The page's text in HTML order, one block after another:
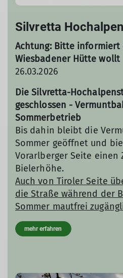
Silvretta
Achtung: Bitte informiert
Wiesbadener Hütte wollt
26.03.2026
Die Silvretta-
geschlossen -
Sommerbetrieb
Bis dahin bleibt die
Sommer geöffnet und
Vorarlberger Seite einen
Bielerhöhe.
Auch von Tiroler Seite
die Straße während der
Sommer mautfrei
mehr erfahren